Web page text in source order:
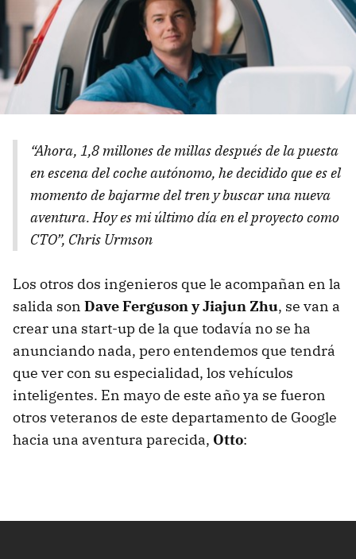
“Ahora, 1,8 millones de millas después de la puesta
en escena del coche autónomo, he decidido que es el
momento de bajarme del tren y buscar una nueva
aventura. Hoy es mi último día en el proyecto como
CTO”, Chris Urmson
Los otros dos ingenieros que le acompañan en la
salida son Dave Ferguson y Jiajun Zhu, se van a
crear una start-up de la que todavía no se ha
anunciando nada, pero entendemos que tendrá
que ver con su especialidad, los vehículos
inteligentes. En mayo de este año ya se fueron
otros veteranos de este departamento de Google
hacia una aventura parecida, Otto: